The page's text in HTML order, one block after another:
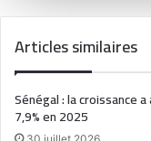
Articles similaires
Sénégal : la croissance
7,9% en 2025